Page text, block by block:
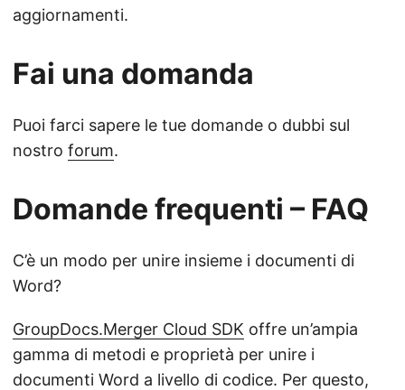
aggiornamenti.
Fai una domanda
Puoi farci sapere le tue domande o dubbi sul
nostro forum.
Domande frequenti – FAQ
C’è un modo per unire insieme i documenti di
Word?
GroupDocs.Merger Cloud SDK offre un’ampia
gamma di metodi e proprietà per unire i
documenti Word a livello di codice. Per questo,